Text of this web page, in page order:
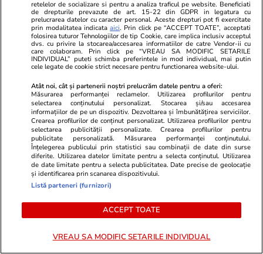
POLITIC
Politică 06:21
Sorin Grindeanu anunță data la
care România ar putea avea un
nou Guvern: „Nu rămânem în
acest blocaj”
Politică 27 iul.
Parlamentul, somat să modifice
de Casație și Justiție: „Serioase
probleme de
constituționalitate”
retelelor de socializare si pentru a analiza traficul pe website. Beneficiati
de drepturile prevazute de art. 15-22 din GDPR in legatura cu
prelucrarea datelor cu caracter personal. Aceste drepturi pot fi exercitate
prin modalitatea indicataaici. Prin click pe “ACCEPT TOATE”, acceptati
folosirea tuturor Tehnologiilor de tip Cookie, care implica inclusiv acceptul
dvs. cu privire la stocarea/accesarea informatiilor de catre Vendor-ii cu
care colaboram. Prin click pe “VREAU SA MODIFIC SETARILE
INDIVIDUAL” puteti schimba preferintele in mod individual, mai putin
cele legate de cookie strict necesare pentru functionarea website-ului.
Atât noi, cât și partenerii noștri prelucrăm datele pentru a oferi:
Măsurarea performanței reclamelor. Utilizarea profilurilor pentru
selectarea conținutului personalizat. Stocarea și/sau accesarea
informațiilor de pe un dispozitiv. Dezvoltarea și îmbunătățirea serviciilor.
Crearea profilurilor de conținut personalizat. Utilizarea profilurilor pentru
selectarea publicității personalizate. Crearea profilurilor pentru
publicitate personalizată. Măsurarea performanței conținutului.
Înțelegerea publicului prin statistici sau combinații de date din surse
diferite. Utilizarea datelor limitate pentru a selecta conținutul. Utilizarea
de date limitate pentru a selecta publicitatea. Date precise de geolocație
și identificarea prin scanarea dispozitivului.
Listă parteneri (furnizori)
ACCEPT TOATE
VREAU SA MODIFIC SETARILE INDIVIDUAL